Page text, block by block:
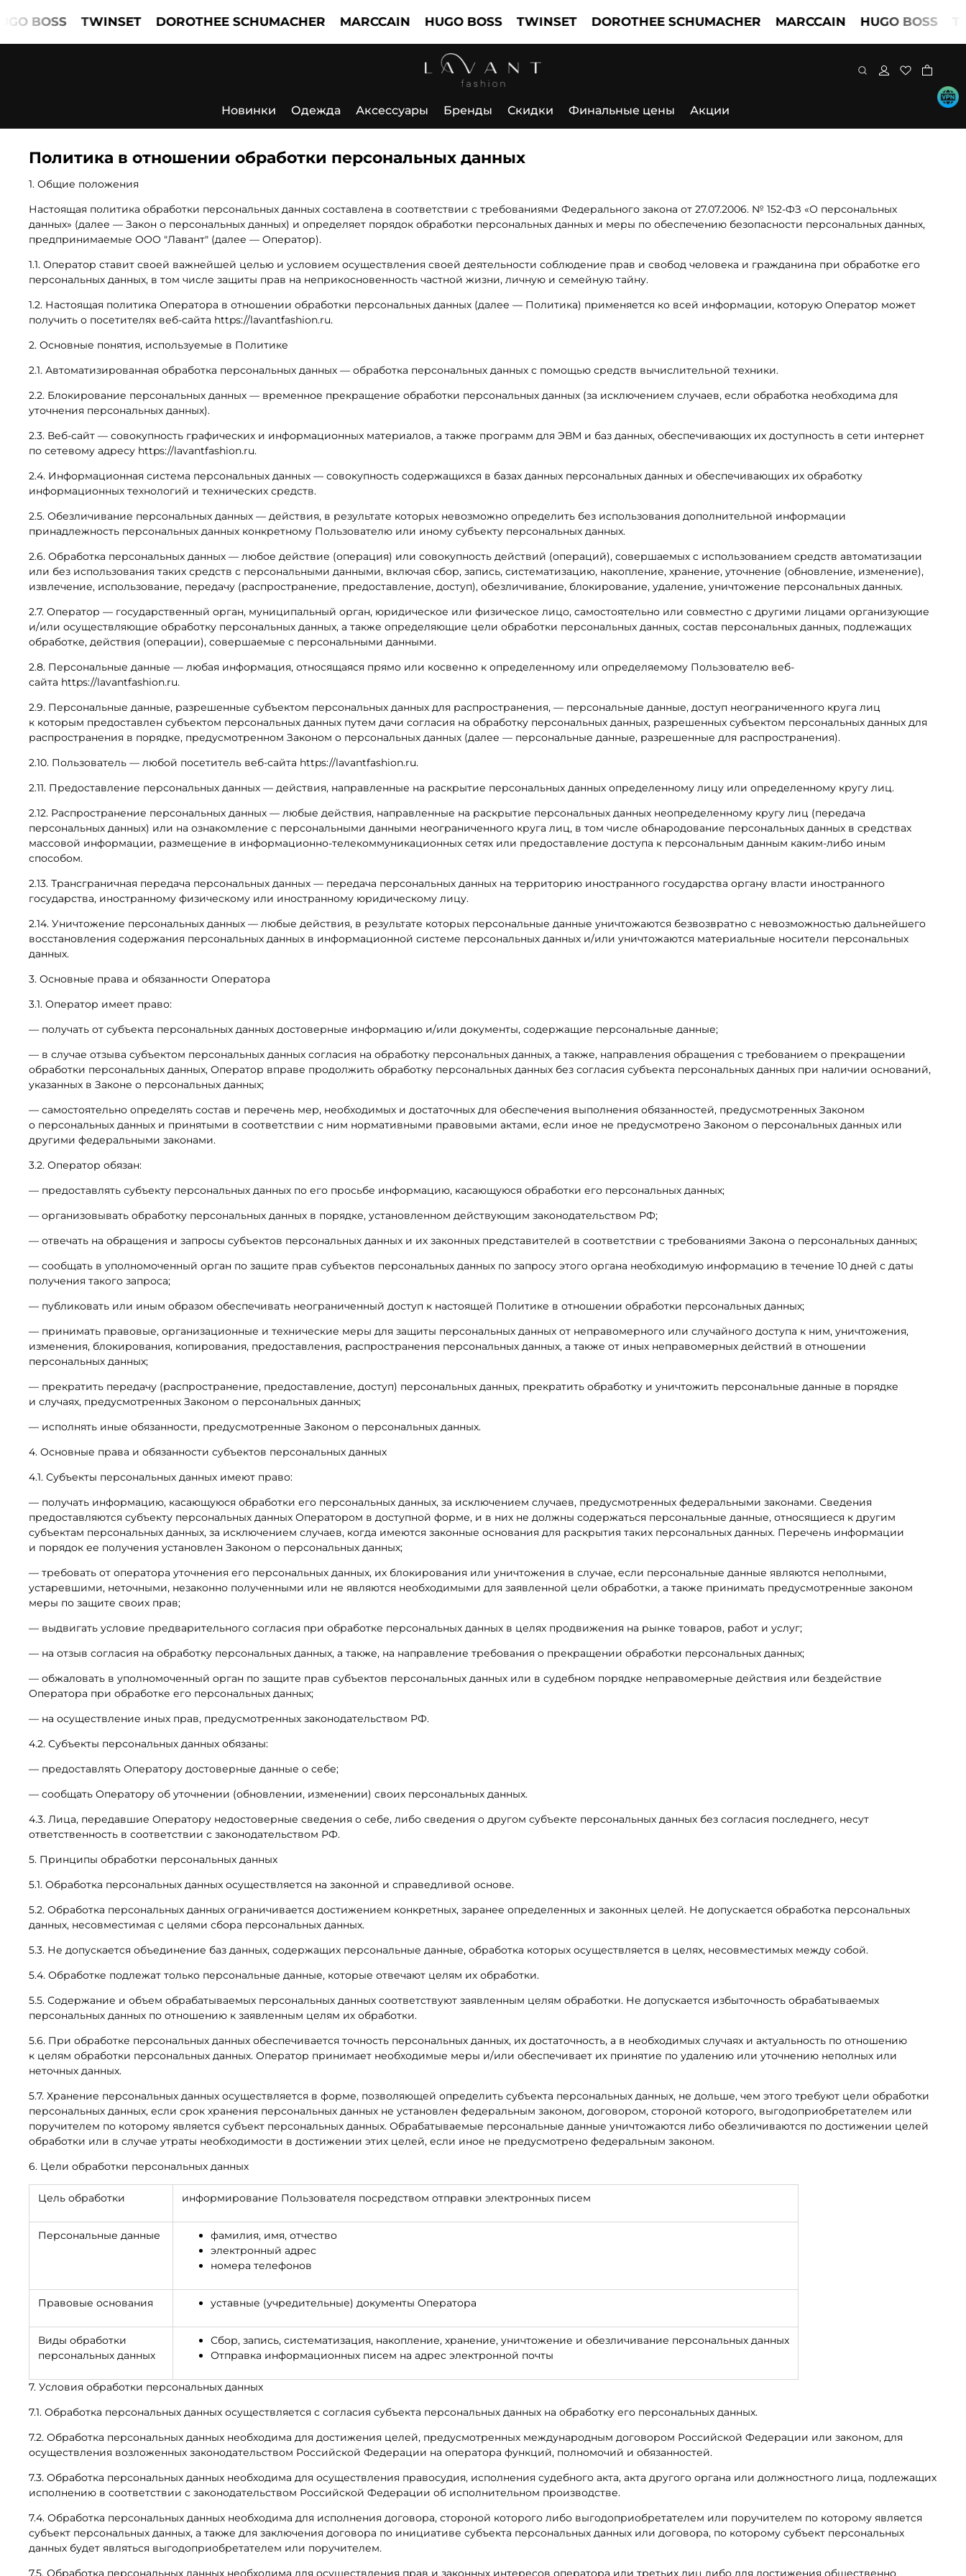
TWINSET DOROTHEE SCHUMACHER MARCCAIN HUGO BOSS TWINSET DOROTHEE SCHUMACHER MARCCAIN HUGO BOSS
Новинки Одежда Аксессуары Бренды Скидки Финальные цены Акции
Политика в отношении обработки персональных данных
1. Общие положения
Настоящая политика обработки персональных данных составлена в соответствии с требованиями Федерального закона от 27.07.2006. № 152-ФЗ «О персональных
данных» (далее — Закон о персональных данных) и определяет порядок обработки персональных данных и меры по обеспечению безопасности персональных данных,
предпринимаемые ООО "Лавант" (далее — Оператор).
1.1. Оператор ставит своей важнейшей целью и условием осуществления своей деятельности соблюдение прав и свобод человека и гражданина при обработке его
персональных данных, в том числе защиты прав на неприкосновенность частной жизни, личную и семейную тайну.
1.2. Настоящая политика Оператора в отношении обработки персональных данных (далее — Политика) применяется ко всей информации, которую Оператор может
получить о посетителях веб-сайта https://lavantfashion.ru.
2. Основные понятия, используемые в Политике
2.1. Автоматизированная обработка персональных данных — обработка персональных данных с помощью средств вычислительной техники.
2.2. Блокирование персональных данных — временное прекращение обработки персональных данных (за исключением случаев, если обработка необходима для
уточнения персональных данных).
2.3. Веб-сайт — совокупность графических и информационных материалов, а также программ для ЭВМ и баз данных, обеспечивающих их доступность в сети интернет
по сетевому адресу https://lavantfashion.ru.
2.4. Информационная система персональных данных — совокупность содержащихся в базах данных персональных данных и обеспечивающих их обработку
информационных технологий и технических средств.
2.5. Обезличивание персональных данных — действия, в результате которых невозможно определить без использования дополнительной информации
принадлежность персональных данных конкретному Пользователю или иному субъекту персональных данных.
2.6. Обработка персональных данных — любое действие (операция) или совокупность действий (операций), совершаемых с использованием средств автоматизации
или без использования таких средств с персональными данными, включая сбор, запись, систематизацию, накопление, хранение, уточнение (обновление, изменение),
извлечение, использование, передачу (распространение, предоставление, доступ), обезличивание, блокирование, удаление, уничтожение персональных данных.
2.7. Оператор — государственный орган, муниципальный орган, юридическое или физическое лицо, самостоятельно или совместно с другими лицами организующие
и/или осуществляющие обработку персональных данных, а также определяющие цели обработки персональных данных, состав персональных данных, подлежащих
обработке, действия (операции), совершаемые с персональными данными.
2.8. Персональные данные — любая информация, относящаяся прямо или косвенно к определенному или определяемому Пользователю веб-
сайта https://lavantfashion.ru.
2.9. Персональные данные, разрешенные субъектом персональных данных для распространения, — персональные данные, доступ неограниченного круга лиц
к которым предоставлен субъектом персональных данных путем дачи согласия на обработку персональных данных, разрешенных субъектом персональных данных для
распространения в порядке, предусмотренном Законом о персональных данных (далее — персональные данные, разрешенные для распространения).
2.10. Пользователь — любой посетитель веб-сайта https://lavantfashion.ru.
2.11. Предоставление персональных данных — действия, направленные на раскрытие персональных данных определенному лицу или определенному кругу лиц.
2.12. Распространение персональных данных — любые действия, направленные на раскрытие персональных данных неопределенному кругу лиц (передача
персональных данных) или на ознакомление с персональными данными неограниченного круга лиц, в том числе обнародование персональных данных в средствах
массовой информации, размещение в информационно-телекоммуникационных сетях или предоставление доступа к персональным данным каким-либо иным
способом.
2.13. Трансграничная передача персональных данных — передача персональных данных на территорию иностранного государства органу власти иностранного
государства, иностранному физическому или иностранному юридическому лицу.
2.14. Уничтожение персональных данных — любые действия, в результате которых персональные данные уничтожаются безвозвратно с невозможностью дальнейшего
восстановления содержания персональных данных в информационной системе персональных данных и/или уничтожаются материальные носители персональных
данных.
3. Основные права и обязанности Оператора
3.1. Оператор имеет право:
— получать от субъекта персональных данных достоверные информацию и/или документы, содержащие персональные данные;
— в случае отзыва субъектом персональных данных согласия на обработку персональных данных, а также, направления обращения с требованием о прекращении
обработки персональных данных, Оператор вправе продолжить обработку персональных данных без согласия субъекта персональных данных при наличии оснований,
указанных в Законе о персональных данных;
— самостоятельно определять состав и перечень мер, необходимых и достаточных для обеспечения выполнения обязанностей, предусмотренных Законом
о персональных данных и принятыми в соответствии с ним нормативными правовыми актами, если иное не предусмотрено Законом о персональных данных или
другими федеральными законами.
3.2. Оператор обязан:
— предоставлять субъекту персональных данных по его просьбе информацию, касающуюся обработки его персональных данных;
— организовывать обработку персональных данных в порядке, установленном действующим законодательством РФ;
— отвечать на обращения и запросы субъектов персональных данных и их законных представителей в соответствии с требованиями Закона о персональных данных;
— сообщать в уполномоченный орган по защите прав субъектов персональных данных по запросу этого органа необходимую информацию в течение 10 дней с даты
получения такого запроса;
— публиковать или иным образом обеспечивать неограниченный доступ к настоящей Политике в отношении обработки персональных данных;
— принимать правовые, организационные и технические меры для защиты персональных данных от неправомерного или случайного доступа к ним, уничтожения,
изменения, блокирования, копирования, предоставления, распространения персональных данных, а также от иных неправомерных действий в отношении
персональных данных;
— прекратить передачу (распространение, предоставление, доступ) персональных данных, прекратить обработку и уничтожить персональные данные в порядке
и случаях, предусмотренных Законом о персональных данных;
— исполнять иные обязанности, предусмотренные Законом о персональных данных.
4. Основные права и обязанности субъектов персональных данных
4.1. Субъекты персональных данных имеют право:
— получать информацию, касающуюся обработки его персональных данных, за исключением случаев, предусмотренных федеральными законами. Сведения
предоставляются субъекту персональных данных Оператором в доступной форме, и в них не должны содержаться персональные данные, относящиеся к другим
субъектам персональных данных, за исключением случаев, когда имеются законные основания для раскрытия таких персональных данных. Перечень информации
и порядок ее получения установлен Законом о персональных данных;
— требовать от оператора уточнения его персональных данных, их блокирования или уничтожения в случае, если персональные данные являются неполными,
устаревшими, неточными, незаконно полученными или не являются необходимыми для заявленной цели обработки, а также принимать предусмотренные законом
меры по защите своих прав;
— выдвигать условие предварительного согласия при обработке персональных данных в целях продвижения на рынке товаров, работ и услуг;
— на отзыв согласия на обработку персональных данных, а также, на направление требования о прекращении обработки персональных данных;
— обжаловать в уполномоченный орган по защите прав субъектов персональных данных или в судебном порядке неправомерные действия или бездействие
Оператора при обработке его персональных данных;
— на осуществление иных прав, предусмотренных законодательством РФ.
4.2. Субъекты персональных данных обязаны:
— предоставлять Оператору достоверные данные о себе;
— сообщать Оператору об уточнении (обновлении, изменении) своих персональных данных.
4.3. Лица, передавшие Оператору недостоверные сведения о себе, либо сведения о другом субъекте персональных данных без согласия последнего, несут
ответственность в соответствии с законодательством РФ.
5. Принципы обработки персональных данных
5.1. Обработка персональных данных осуществляется на законной и справедливой основе.
5.2. Обработка персональных данных ограничивается достижением конкретных, заранее определенных и законных целей. Не допускается обработка персональных
данных, несовместимая с целями сбора персональных данных.
5.3. Не допускается объединение баз данных, содержащих персональные данные, обработка которых осуществляется в целях, несовместимых между собой.
5.4. Обработке подлежат только персональные данные, которые отвечают целям их обработки.
5.5. Содержание и объем обрабатываемых персональных данных соответствуют заявленным целям обработки. Не допускается избыточность обрабатываемых
персональных данных по отношению к заявленным целям их обработки.
5.6. При обработке персональных данных обеспечивается точность персональных данных, их достаточность, а в необходимых случаях и актуальность по отношению
к целям обработки персональных данных. Оператор принимает необходимые меры и/или обеспечивает их принятие по удалению или уточнению неполных или
неточных данных.
5.7. Хранение персональных данных осуществляется в форме, позволяющей определить субъекта персональных данных, не дольше, чем этого требуют цели обработки
персональных данных, если срок хранения персональных данных не установлен федеральным законом, договором, стороной которого, выгодоприобретателем или
поручителем по которому является субъект персональных данных. Обрабатываемые персональные данные уничтожаются либо обезличиваются по достижении целей
обработки или в случае утраты необходимости в достижении этих целей, если иное не предусмотрено федеральным законом.
6. Цели обработки персональных данных
Цель обработки информирование Пользователя посредством отправки электронных писем
Персональные данные
фамилия, имя, отчество
электронный адрес
номера телефонов
Правовые основания уставные (учредительные) документы Оператора
Виды обработки
персональных данных
Сбор, запись, систематизация, накопление, хранение, уничтожение и обезличивание персональных данных
Отправка информационных писем на адрес электронной почты
7. Условия обработки персональных данных
7.1. Обработка персональных данных осуществляется с согласия субъекта персональных данных на обработку его персональных данных.
7.2. Обработка персональных данных необходима для достижения целей, предусмотренных международным договором Российской Федерации или законом, для
осуществления возложенных законодательством Российской Федерации на оператора функций, полномочий и обязанностей.
7.3. Обработка персональных данных необходима для осуществления правосудия, исполнения судебного акта, акта другого органа или должностного лица, подлежащих
исполнению в соответствии с законодательством Российской Федерации об исполнительном производстве.
7.4. Обработка персональных данных необходима для исполнения договора, стороной которого либо выгодоприобретателем или поручителем по которому является
субъект персональных данных, а также для заключения договора по инициативе субъекта персональных данных или договора, по которому субъект персональных
данных будет являться выгодоприобретателем или поручителем.